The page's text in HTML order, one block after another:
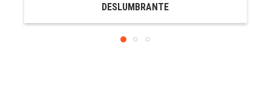
DESLUMBRANTE